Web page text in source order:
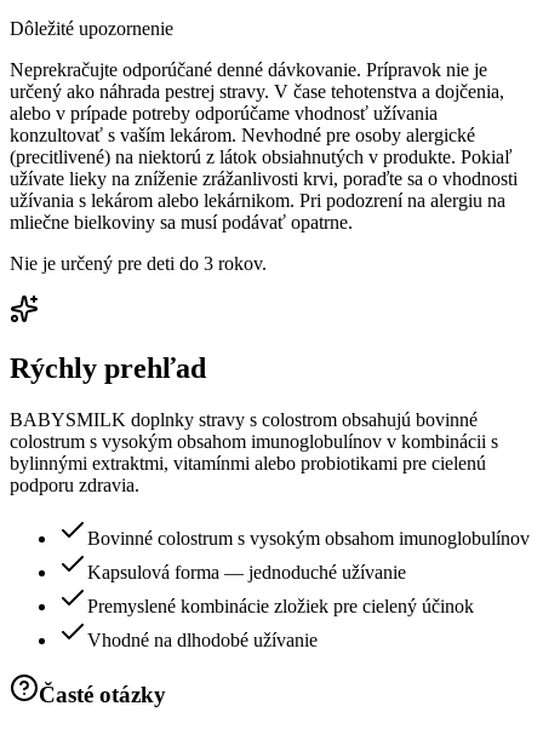
Dôležité upozornenie
Neprekračujte odporúčané denné dávkovanie. Prípravok nie je
určený ako náhrada pestrej stravy. V čase tehotenstva a dojčenia,
alebo v prípade potreby odporúčame vhodnosť užívania
konzultovať s vaším lekárom. Nevhodné pre osoby alergické
(precitlivené) na niektorú z látok obsiahnutých v produkte. Pokiaľ
užívate lieky na zníženie zrážanlivosti krvi, poraďte sa o vhodnosti
užívania s lekárom alebo lekárnikom. Pri podozrení na alergiu na
mliečne bielkoviny sa musí podávať opatrne.
Nie je určený pre deti do 3 rokov.
Rýchly prehľad
BABYSMILK doplnky stravy s colostrom obsahujú bovinné
colostrum s vysokým obsahom imunoglobulínov v kombinácii s
bylinnými extraktmi, vitamínmi alebo probiotikami pre cielenú
podporu zdravia.
Bovinné colostrum s vysokým obsahom imunoglobulínov
Kapsulová forma — jednoduché užívanie
Premyslené kombinácie zložiek pre cielený účinok
Vhodné na dlhodobé užívanie
Časté otázky